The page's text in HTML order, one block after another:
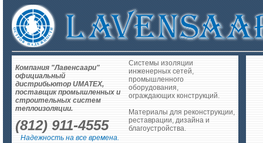
Компания "Лавенсаари"
официальный
дистрибьютор UMATEX,
поставщик промышленных и
строительных систем
теплоизоляции.
(812) 911-4555
Надежность на все времена.
Системы изоляции
инженерных сетей,
промышленного
оборудования,
ограждающих конструкций.
Материалы для реконструкции,
реставрации, дизайна и
благоустройства.